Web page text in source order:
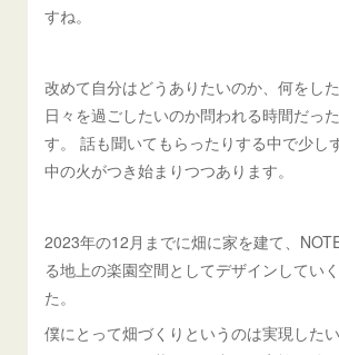
すね。
改めて自分はどうありたいのか、何をし
日々を過ごしたいのか問われる時間だっ
す。 話も聞いてもらったりする中で少し
中の火がつき始まりつつあります。
2023年の12月までに畑に家を建て、
る地上の楽園空間としてデザインしてい
た。
僕にとって畑づくりというのは実現したい